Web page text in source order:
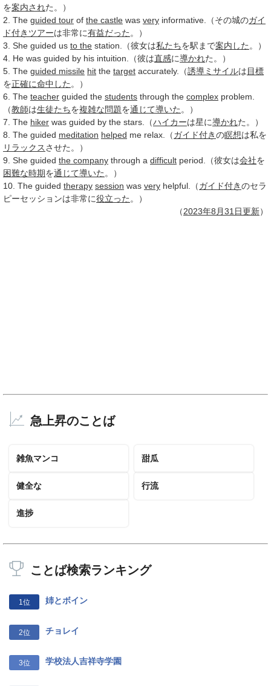
を案内された。）
2. The guided tour of the castle was very informative.（その城のガイ
ド付き ツアーは非常に有益だった 。）
3. She guided us to the station.（彼女は私たちを駅まで案内した 。）
4. He was guided by his intuition.（彼は直感に導かれた。）
5. The guided missile hit the target accurately.（誘導ミサイルは目標
を正確に命中した 。）
6. The teacher guided the students through the complex problem.
（教師は生徒たちを複雑な問題を通じて導いた 。）
7. The hiker was guided by the stars.（ハイカーは星に導かれた。）
8. The guided meditation helped me relax.（ガイド付きの瞑想は私を
リラックスさせた。）
9. She guided the company through a difficult period.（彼女は会社を
困難な時期を通じて導いた 。）
10. The guided therapy session was very helpful.（ガイド付きのセラ
ピーセッションは非常に役立った 。）
（2023年8月31日更新）
急上昇のことば
雑魚マンコ 甜瓜
健全な 行流
進捗
ことば検索ランキング
1位 姉とボイン
2位 チョレイ
3位 学校法人吉祥寺学園